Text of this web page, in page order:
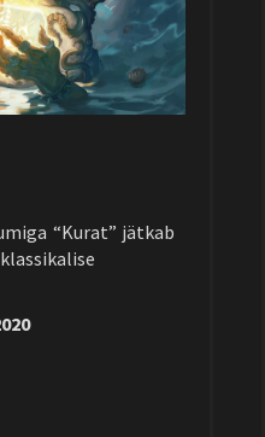
“Kurat” jätkab